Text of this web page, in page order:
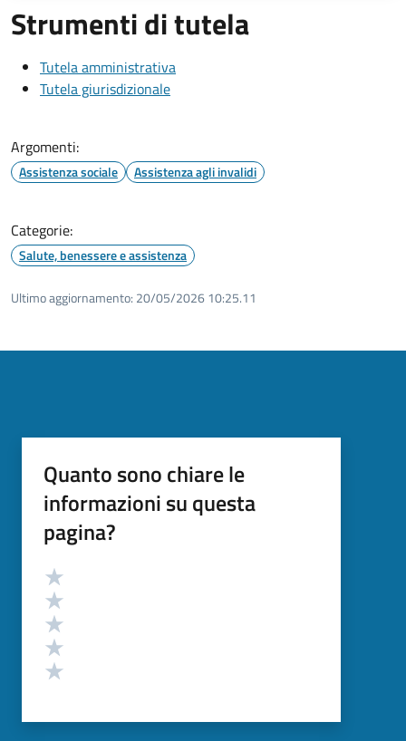
Strumenti di tutela
Tutela amministrativa
Tutela giurisdizionale
Argomenti:
Assistenza sociale Assistenza agli invalidi
Categorie:
Salute, benessere e assistenza
Ultimo aggiornamento: 20/05/2026 10:25.11
Quanto sono chiare le
informazioni su questa
pagina?
Valutazione